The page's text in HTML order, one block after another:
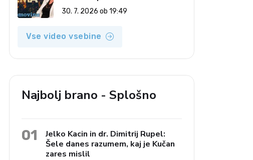
(Vroča tema, 30. 7. 2026)
30. 7. 2026 ob 19:49
Vse video vsebine
Najbolj brano - Splošno
01
Jelko Kacin in dr. Dimitrij Rupel:
Šele danes razumem, kaj je Kučan
zares mislil